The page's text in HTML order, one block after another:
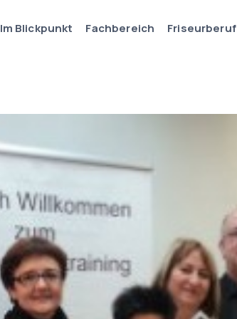
Im Blickpunkt Fachbereich Friseurberuf